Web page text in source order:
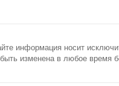
информация носит
изменена в любое время